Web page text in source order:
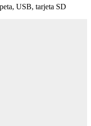
USB, tarjeta SD